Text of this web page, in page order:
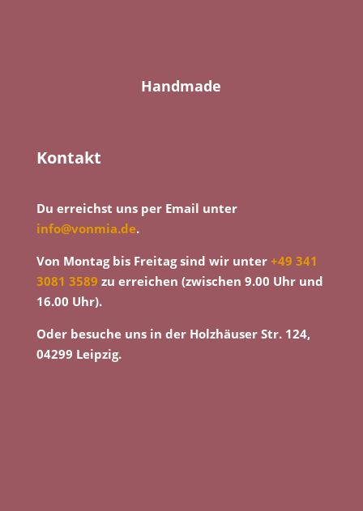
Handmade
Kontakt
Du erreichst uns per Email unter
info@vonmia.de.
Von Montag bis Freitag sind wir unter +49 341
3081 3589 zu erreichen (zwischen 9.00 Uhr und
16.00 Uhr).
Oder besuche uns in der Holzhäuser Str. 124,
04299 Leipzig.